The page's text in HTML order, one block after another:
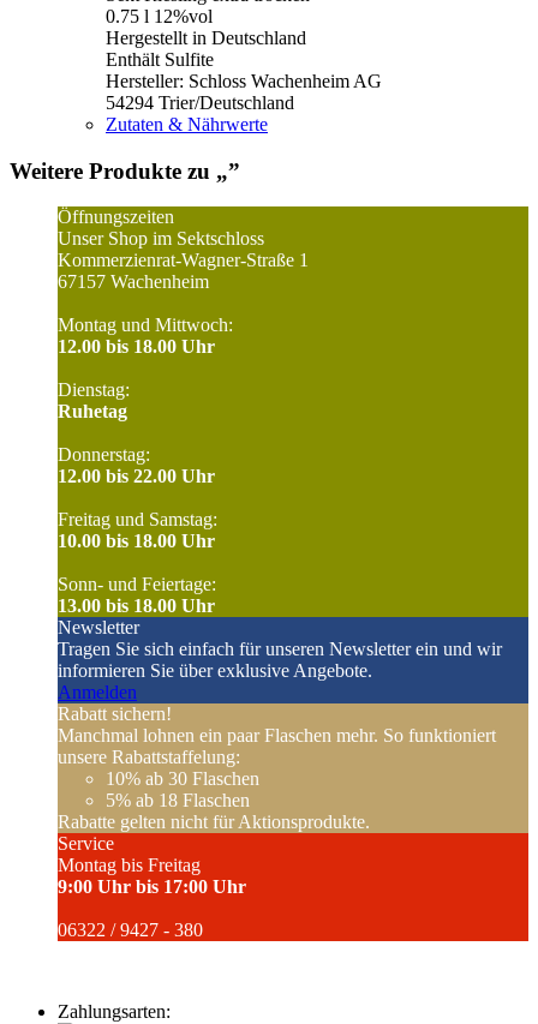
0.75 l 12%vol
Hergestellt in Deutschland
Enthält Sulfite
Hersteller: Schloss Wachenheim AG
54294 Trier/Deutschland
Zutaten & Nährwerte
Weitere Produkte zu „”
Öffnungszeiten
Unser Shop im Sektschloss
Kommerzienrat-Wagner-Straße 1
67157 Wachenheim
Montag und Mittwoch:
12.00 bis 18.00 Uhr
Dienstag:
Ruhetag
Donnerstag:
12.00 bis 22.00 Uhr
Freitag und Samstag:
10.00 bis 18.00 Uhr
Sonn- und Feiertage:
13.00 bis 18.00 Uhr
Newsletter
Tragen Sie sich einfach für unseren Newsletter ein und wir
informieren Sie über exklusive Angebote.
Anmelden
Rabatt sichern!
Manchmal lohnen ein paar Flaschen mehr. So funktioniert
unsere Rabattstaffelung:
10% ab 30 Flaschen
5% ab 18 Flaschen
Rabatte gelten nicht für Aktionsprodukte.
Service
Montag bis Freitag
9:00 Uhr bis 17:00 Uhr
06322 / 9427 - 380
Zahlungsarten: